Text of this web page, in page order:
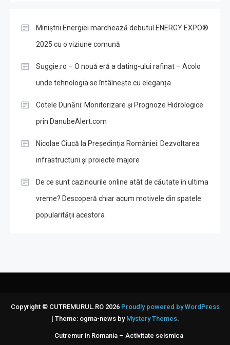
Miniștrii Energiei marchează debutul ENERGY EXPO®
2025 cu o viziune comună
Suggie.ro – O nouă eră a dating-ului rafinat – Acolo
unde tehnologia se întâlnește cu eleganța
Cotele Dunării: Monitorizare și Prognoze Hidrologice
prin DanubeAlert.com
Nicolae Ciucă la Președinția României: Dezvoltarea
infrastructurii și proiecte majore
De ce sunt cazinourile online atât de căutate în ultima
vreme? Descoperă chiar acum motivele din spatele
popularității acestora
Copyright © CUTREMURUL.RO 2026 Proudly powered by WordPress
| Theme: ogma-news by Mystery Themes.
Cutremur in Romania – Activitate seismica